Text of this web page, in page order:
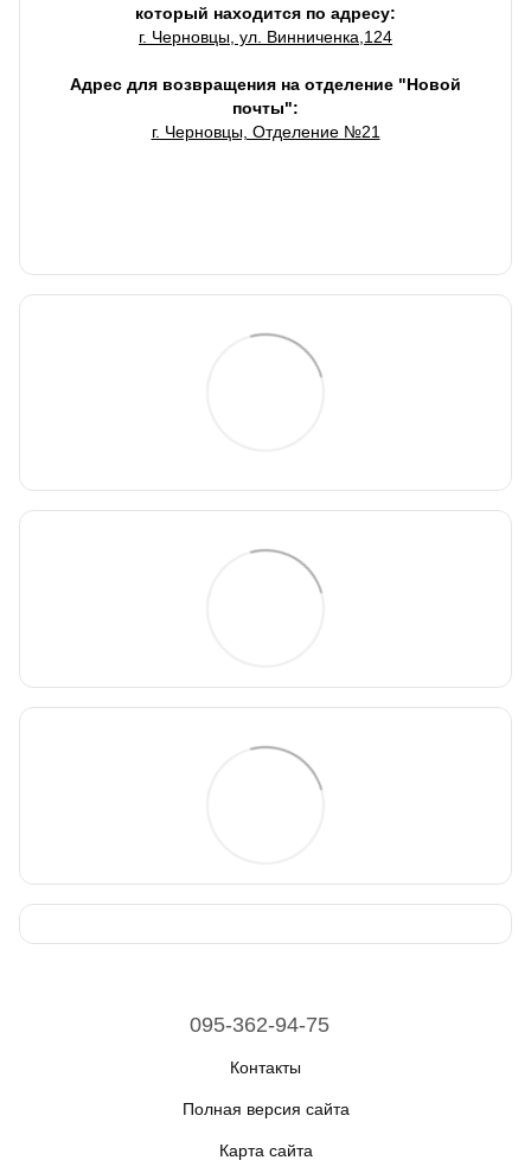
который находится по адресу:
г. Черновцы, ул. Винниченка,124
Адрес для возвращения на отделение "Новой
почты":
г. Черновцы, Отделение №21
095-362-94-75
Контакты
Полная версия сайта
Карта сайта